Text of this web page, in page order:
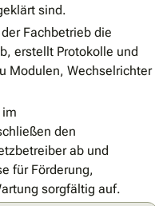
sind.
Fachbetrieb die
erstellt Protokolle und
Modulen, Wechselrichter
im
den
ab und
für Förderung,
sorgfältig auf.